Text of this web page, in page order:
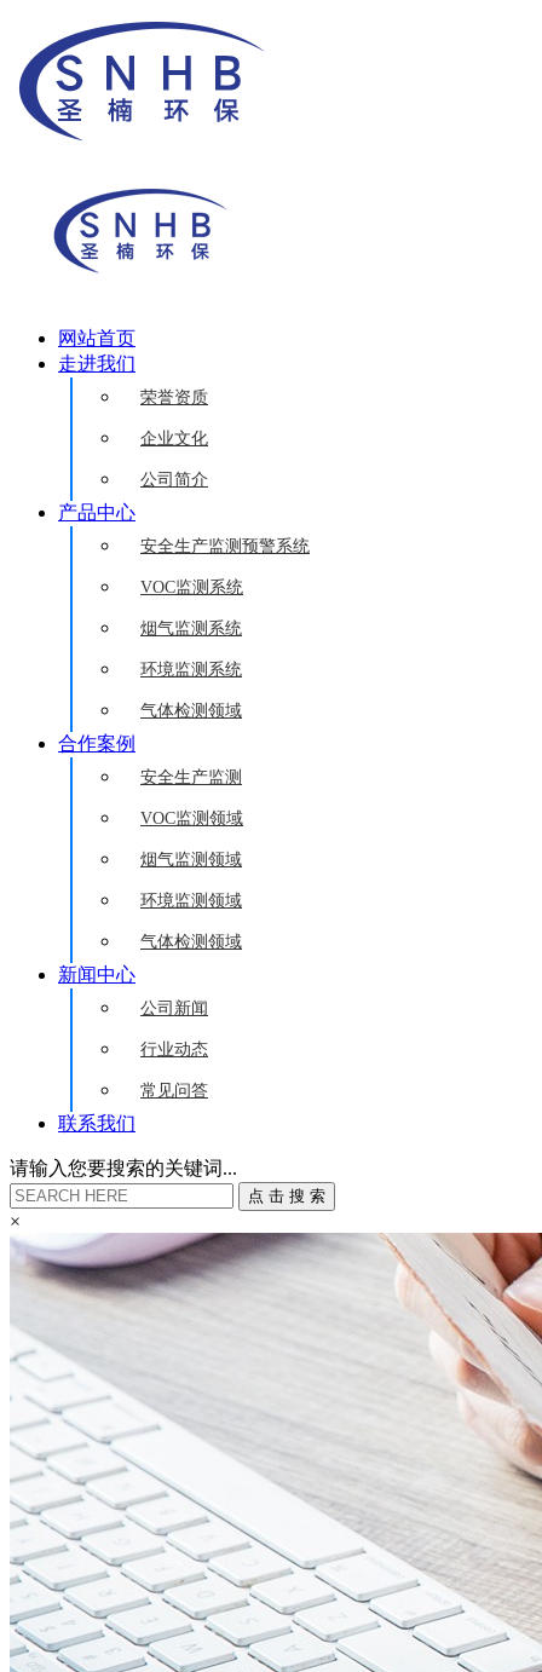
网站首页
走进我们
荣誉资质
企业文化
公司简介
产品中心
安全生产监测预警系统
VOC监测系统
烟气监测系统
环境监测系统
气体检测领域
合作案例
安全生产监测
VOC监测领域
烟气监测领域
环境监测领域
气体检测领域
新闻中心
公司新闻
行业动态
常见问答
联系我们
请输入您要搜索的关键词...
点 击 搜 索
×